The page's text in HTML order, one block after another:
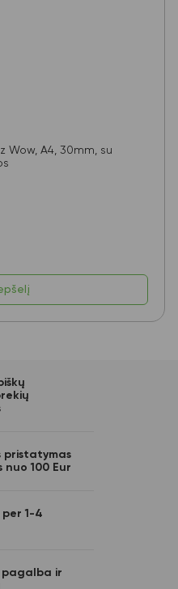
Wow, A4, 30mm, su
pristatymas
nuo 100 Eur
per 1-4
pagalba ir